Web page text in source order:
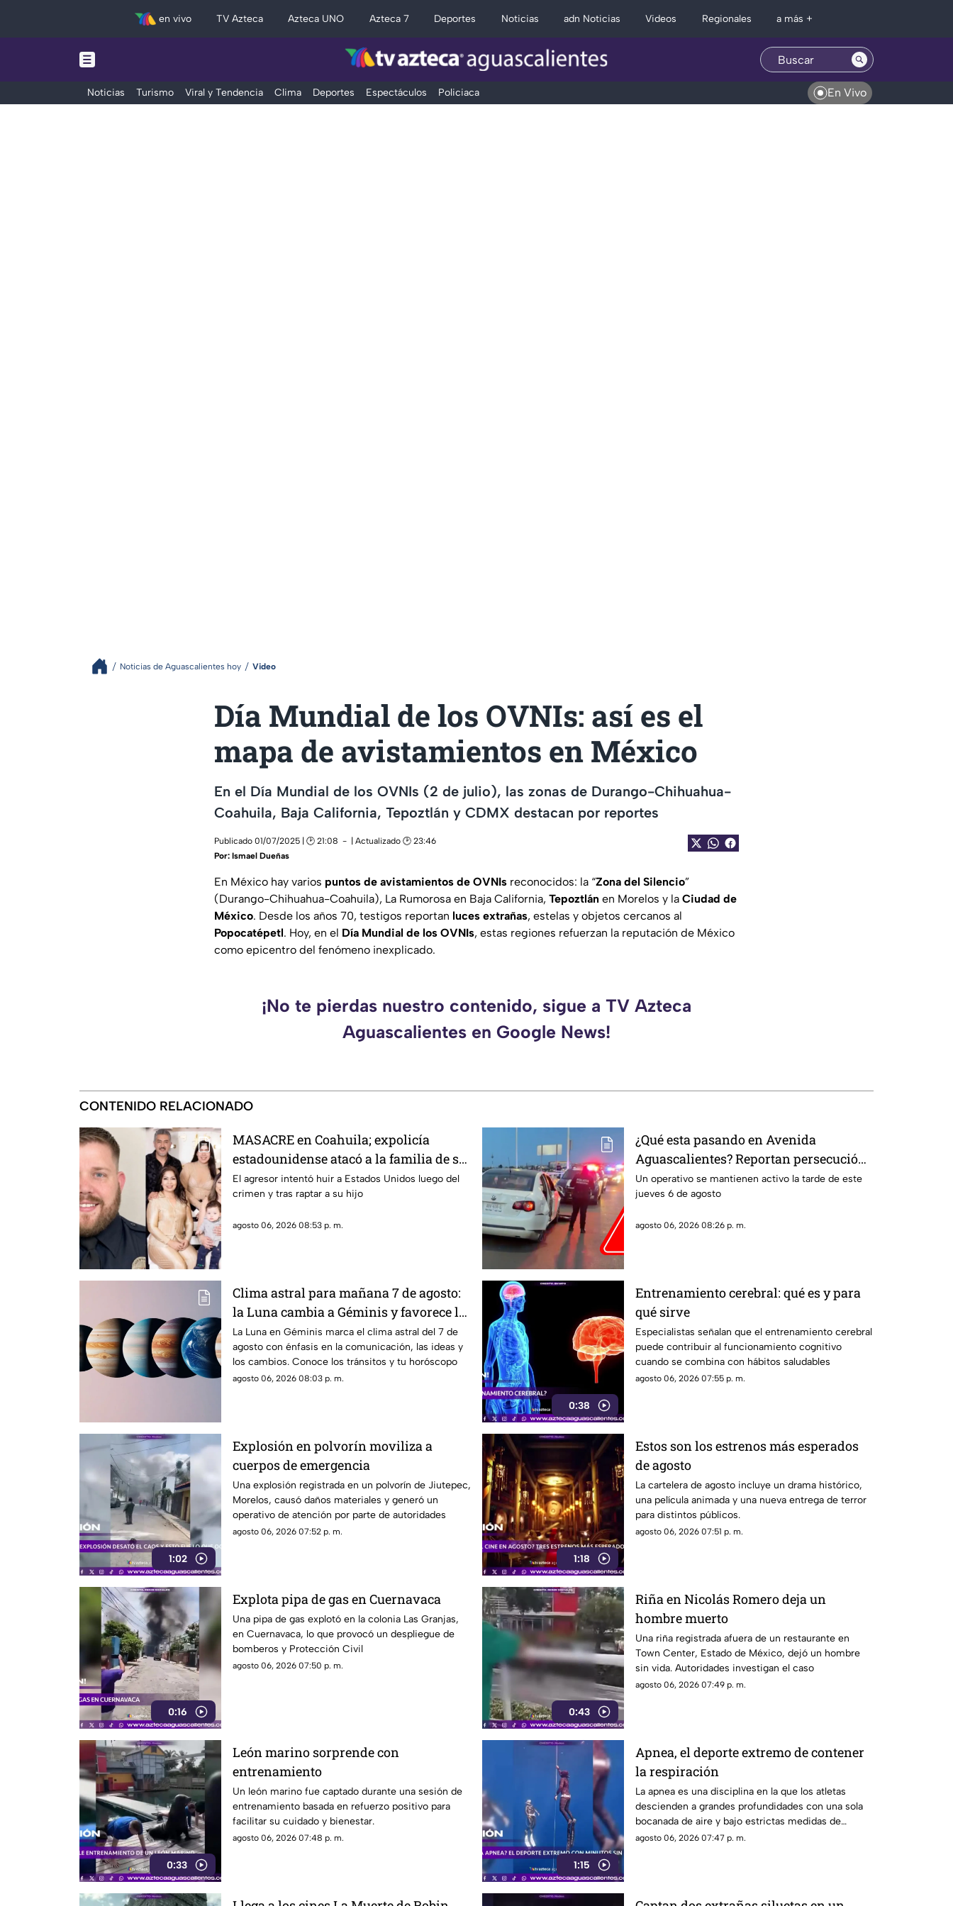
en vivo TV Azteca Azteca UNO Azteca 7 Deportes Noticias adn Noticias Videos Regionales a más +
Noticias Turismo Viral y Tendencia Clima Deportes Espectáculos Policiaca En Vivo
Noticias de Aguascalientes hoy Video
Día Mundial de los OVNIs: así es el
mapa de avistamientos en México
En el Día Mundial de los OVNIs (2 de julio), las zonas de Durango-Chihuahua-
Coahuila, Baja California, Tepoztlán y CDMX destacan por reportes
Publicado 01/07/2025 | 🕑 21:08
| Actualizado 🕑 23:46
Por: Ismael Dueñas
En México hay varios puntos de avistamientos de OVNIs reconocidos: la “Zona del Silencio”
(Durango-Chihuahua-Coahuila), La Rumorosa en Baja California, Tepoztlán en Morelos y la Ciudad de
México. Desde los años 70, testigos reportan luces extrañas, estelas y objetos cercanos al
Popocatépetl. Hoy, en el Día Mundial de los OVNIs, estas regiones refuerzan la reputación de México
como epicentro del fenómeno inexplicado.
¡No te pierdas nuestro contenido, sigue a TV Azteca
Aguascalientes en Google News!
CONTENIDO RELACIONADO
MASACRE en Coahuila; expolicía
estadounidense atacó a la familia de su
expareja mexicana luego de que le
prohibieran acercarse a su hijo por
El agresor intentó huir a Estados Unidos luego del
crimen y tras raptar a su hijo
agosto 06, 2026 08:53 p. m.
¿Qué esta pasando en Avenida
Aguascalientes? Reportan persecución
y accidente vehicular
Un operativo se mantienen activo la tarde de este
jueves 6 de agosto
agosto 06, 2026 08:26 p. m.
Clima astral para mañana 7 de agosto:
la Luna cambia a Géminis y favorece la
comunicación
La Luna en Géminis marca el clima astral del 7 de
agosto con énfasis en la comunicación, las ideas y
los cambios. Conoce los tránsitos y tu horóscopo
agosto 06, 2026 08:03 p. m.
0:38
Entrenamiento cerebral: qué es y para
qué sirve
Especialistas señalan que el entrenamiento cerebral
puede contribuir al funcionamiento cognitivo
cuando se combina con hábitos saludables
agosto 06, 2026 07:55 p. m.
1:02
Explosión en polvorín moviliza a
cuerpos de emergencia
Una explosión registrada en un polvorín de Jiutepec,
Morelos, causó daños materiales y generó un
operativo de atención por parte de autoridades
agosto 06, 2026 07:52 p. m.
1:18
Estos son los estrenos más esperados
de agosto
La cartelera de agosto incluye un drama histórico,
una película animada y una nueva entrega de terror
para distintos públicos.
agosto 06, 2026 07:51 p. m.
0:16
Explota pipa de gas en Cuernavaca
Una pipa de gas explotó en la colonia Las Granjas,
en Cuernavaca, lo que provocó un despliegue de
bomberos y Protección Civil
agosto 06, 2026 07:50 p. m.
0:43
Riña en Nicolás Romero deja un
hombre muerto
Una riña registrada afuera de un restaurante en
Town Center, Estado de México, dejó un hombre
sin vida. Autoridades investigan el caso
agosto 06, 2026 07:49 p. m.
0:33
León marino sorprende con
entrenamiento
Un león marino fue captado durante una sesión de
entrenamiento basada en refuerzo positivo para
facilitar su cuidado y bienestar.
agosto 06, 2026 07:48 p. m.
1:15
Apnea, el deporte extremo de contener
la respiración
La apnea es una disciplina en la que los atletas
descienden a grandes profundidades con una sola
bocanada de aire y bajo estrictas medidas de
seguridad
agosto 06, 2026 07:47 p. m.